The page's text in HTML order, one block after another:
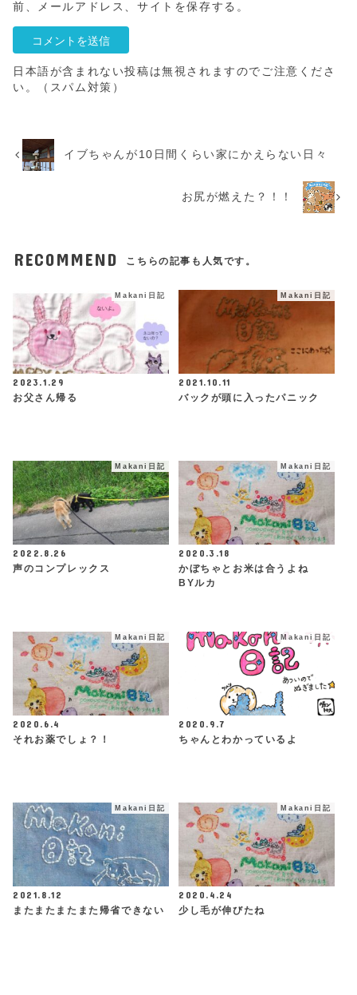
前、メールアドレス、サイトを保存する。
日本語が含まれない投稿は無視されますのでご注意くださ
い。（スパム対策）
イブちゃんが10日間くらい家にかえらない日々
お尻が燃えた？！！
RECOMMEND こちらの記事も人気です。
Makani日記
2023.1.29
お父さん帰る
Makani日記
2021.10.11
バックが頭に入ったパニック
Makani日記
2022.8.26
声のコンプレックス
Makani日記
2020.3.18
かぼちゃとお米は合うよね
BYルカ
Makani日記
2020.6.4
それお薬でしょ？！
Makani日記
2020.9.7
ちゃんとわかっているよ
Makani日記
2021.8.12
またまたまたまた帰省できない
Makani日記
2020.4.24
少し毛が伸びたね